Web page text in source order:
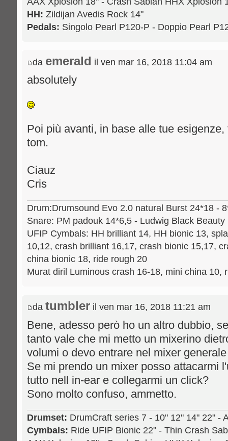
HH: Zildijan Avedis Rock 14"
Pedals: Singolo Pearl P120-P - Doppio Pearl
da emerald il ven mar 16, 2018 11:04 am
absolutely
Poi più avanti, in base alle tue
tom.
Ciauz
Cris
Drum:Drumsound Evo 2.0 natural Burst 24*18 -
Snare: PM padouk 14*6,5 - Ludwig Black
UFIP Cymbals: HH brilliant 14, HH bionic 13,
10,12, crash brilliant 16,17, crash bionic 15,17,
china bionic 18, ride rough 20
Murat diril Luminous crash 16-18, mini china 10,
da tumbler il ven mar 16, 2018 11:21 am
Bene, adesso però ho un altro dubbio,
tanto vale che mi metto un mixerino
volumi o devo entrare nel mixer
Se mi prendo un mixer posso attacarmi
tutto nell in-ear e collegarmi un click?
Sono molto confuso, ammetto.
Drumset: DrumCraft series 7 - 10" 12" 14" 22" -
Cymbals: Ride UFIP Bionic 22" - Thin Crash